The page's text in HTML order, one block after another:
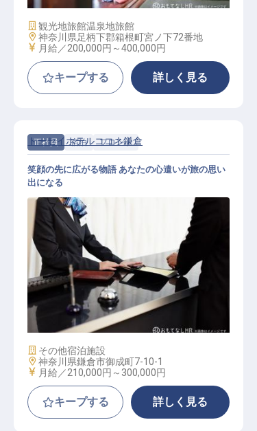
施設業態
観光地旅館温泉地旅館
勤務地
神奈川県足柄下郡箱根町宮ノ下72番地
給与
月給／200,000円～400,000円
キープする 詳しく見る
正社員 宿泊 フロント
フロントスタッフ
トーセイホテルココネ鎌倉
笑顔の先に広がる物語 あなたの心遣いが旅の思い
出になる
施設業態
その他宿泊施設
勤務地
神奈川県鎌倉市御成町7-10-1
給与
月給／210,000円～ 300,000円
キープする 詳しく見る